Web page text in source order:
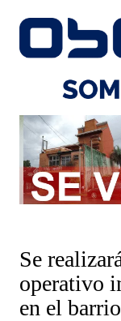
Se
operativo
en el